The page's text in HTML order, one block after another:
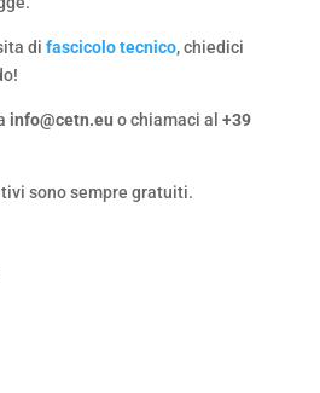
di fascicolo tecnico, chiedici
info@cetn.eu o chiamaci al +39
sono sempre gratuiti.